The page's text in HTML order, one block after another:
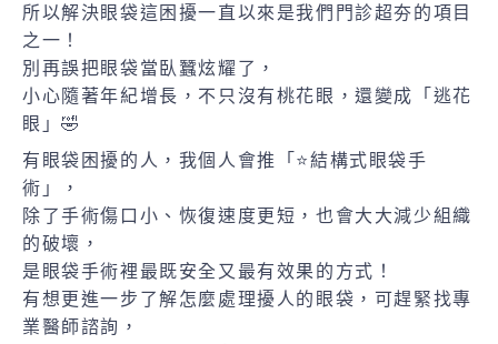
所以解決眼袋這困擾一直以來是我們門診超夯的項目
之一！
別再誤把眼袋當臥蠶炫耀了，
小心隨著年紀增長，不只沒有桃花眼，還變成「逃花
眼」🤣
有眼袋困擾的人，我個人會推「⭐結構式眼袋手
術」，
除了手術傷口小、恢復速度更短，也會大大減少組織
的破壞，
是眼袋手術裡最既安全又最有效果的方式！
有想更進一步了解怎麼處理擾人的眼袋，可趕緊找專
業醫師諮詢，